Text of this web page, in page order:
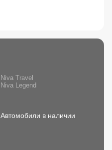
Niva Travel
Niva Legend
Автомобили в наличии